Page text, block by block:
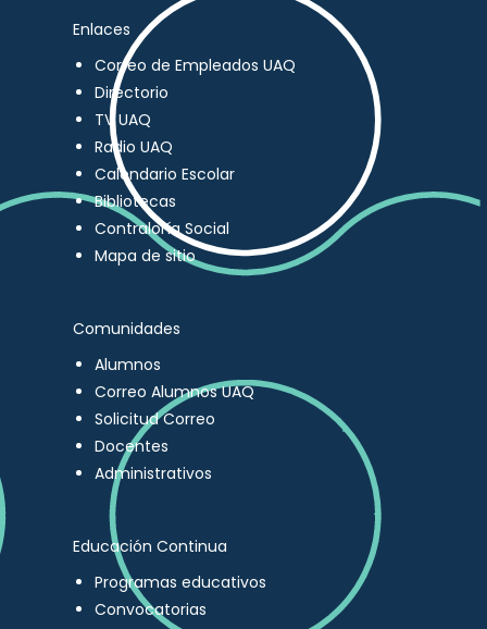
Enlaces
Correo de Empleados UAQ
Directorio
TV UAQ
Radio UAQ
Calendario Escolar
Bibliotecas
Contraloría Social
Mapa de sitio
Comunidades
Alumnos
Correo Alumnos UAQ
Solicitud Correo
Docentes
Administrativos
Educación Continua
Programas educativos
Convocatorias